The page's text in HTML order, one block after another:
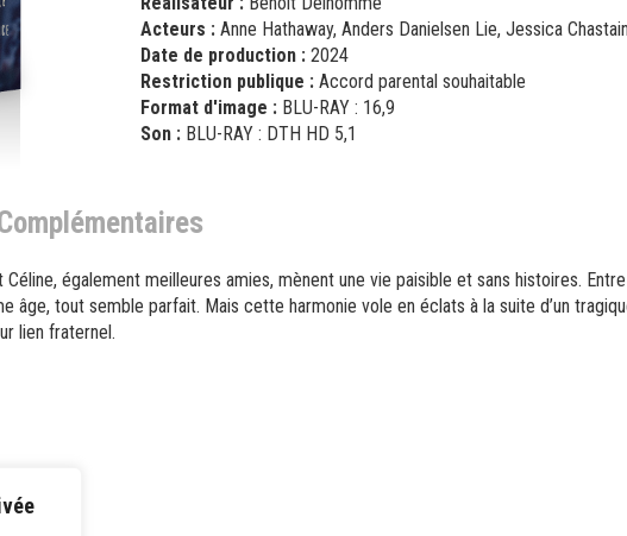
Acteurs : Anne Hathaway, Anders Danielsen Lie, Jessica Chastain
Date de production : 2024
Restriction publique : Accord parental souhaitable
Format d'image : BLU-RAY : 16,9
Son : BLU-RAY : DTH HD 5,1
également meilleures amies, mènent une vie paisible et sans histoires.
âge, tout semble parfait. Mais cette harmonie vole en éclats à la suite d’un
lien fraternel.